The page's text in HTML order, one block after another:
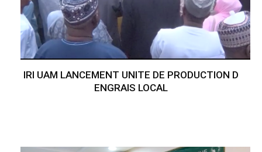
IRI UAM LANCEMENT UNITE DE PRODUCTION D
ENGRAIS LOCAL